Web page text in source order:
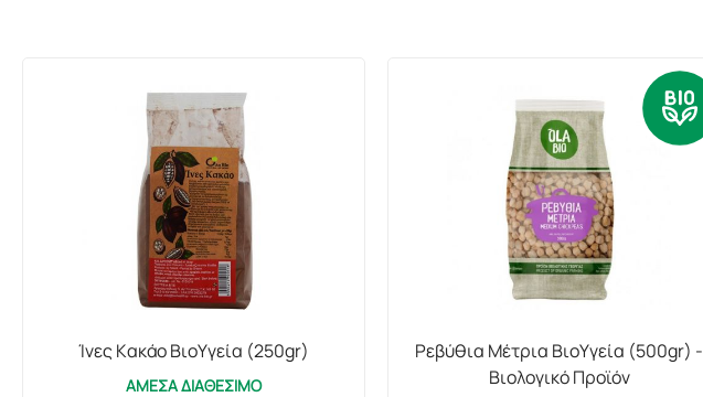
Ίνες Κακάο ΒιοΥγεία (250gr)
ΑΜΕΣΑ ΔΙΑΘΕΣΙΜΟ
Ρεβύθια Μέτρια ΒιοΥγεία (500gr) -
Βιολογικό Προϊόν